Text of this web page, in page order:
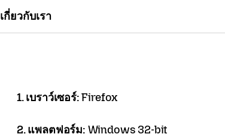
เกี่ยวกับเรา
1. เบราว์เซอร์:Firefox
2. แพลตฟอร์ม: Windows 32-bit